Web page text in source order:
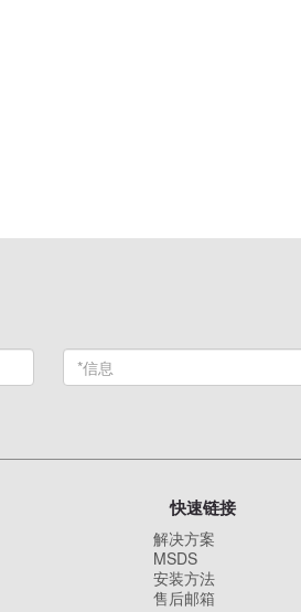
快速链接
解决方案
MSDS
安装方法
售后邮箱